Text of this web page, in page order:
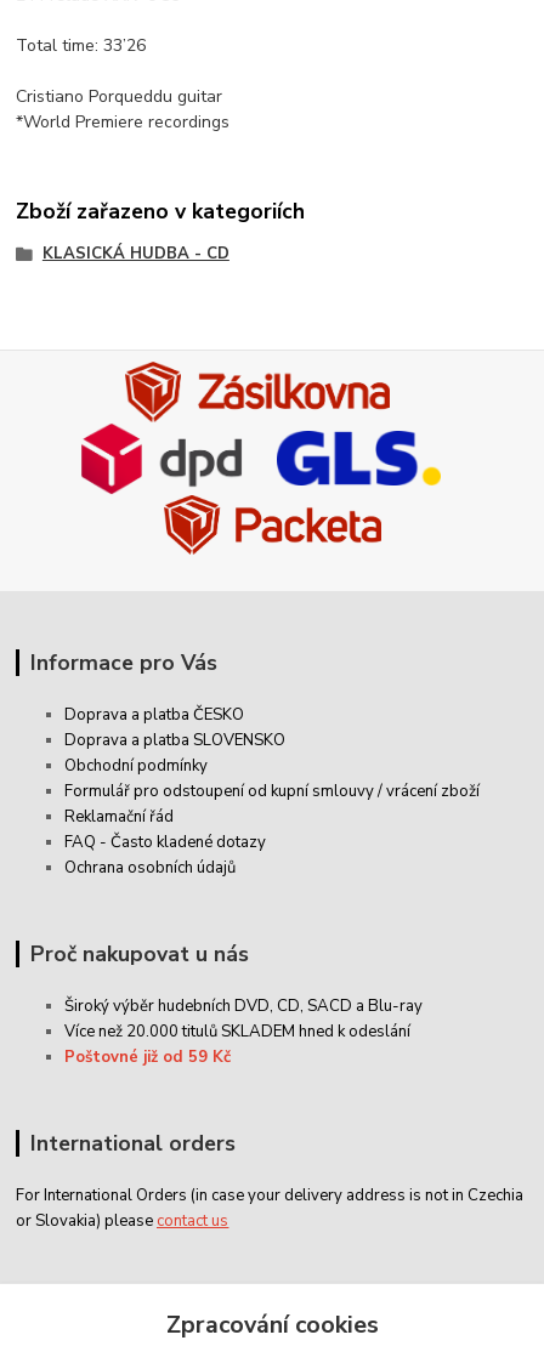
Total time: 33’26
Cristiano Porqueddu guitar
*World Premiere recordings
Zboží zařazeno v kategoriích
KLASICKÁ HUDBA - CD
Informace pro Vás
Doprava a platba ČESKO
Doprava a platba SLOVENSKO
Obchodní podmínky
Formulář pro odstoupení od kupní smlouvy / vrácení zboží
Reklamační řád
FAQ - Často kladené dotazy
Ochrana osobních údajů
Proč nakupovat u nás
Široký výběr hudebních DVD, CD,SACD a Blu-ray
Více než 20.000 titulů SKLADEM hned k odeslání
Poštovné již od 59 Kč
International orders
For International Orders (in case your delivery address is not in Czechia
or Slovakia) please contact us
Zpracování cookies